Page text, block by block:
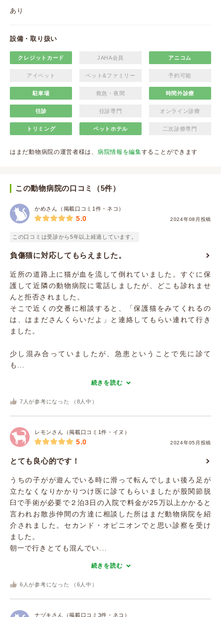
あり
設備・取り扱い
クレジットカード JAHA会員 アニコム
アイペット ペット&ファミリー 予約可能
駐車場 救急・夜間 時間外診療
往診 往診専門 オンライン診療
トリミング ペットホテル 二次診療専門
はまだ動物病院の運営者様は、 病院情報を編集することができます
この動物病院の口コミ（5件）
かめさん（掲載口コミ1件・ネコ）
2024年08月投稿
5.0
この口コミは受診から5年以上経過しています。
負傷猫に対応してもらえました。
近所の道路上に猫が血を流して倒れていました。すぐに保
護して近隣の動物病院に電話しましたが、どこも診れませ
んと拒否されました。
そこで近くの交番に相談すると、「保護猫をみてくれるの
は、はまださんくらいだよ」と連絡してもらい連れて行き
ました。
少し混み合っていましたが、急患ということで先に診て
も...
続きを読む
7 人が参考になった （ 8 人中）
レモンさん（掲載口コミ1件・イヌ）
2024年05月投稿
5.0
とても良心的です！
うちの子がが遊んでいる時に滑って転んでしまい後ろ足が
立たなくなりかかりつけ医に診てもらいましたが股関節脱
臼で手術が必要で２泊3日の入院で料金が25万以上かかると
言われお散歩仲間の方達に相談した所はまだ動物病院を紹
介されました。セカンド・オピニオンでと思い診察を受け
ました。
朝一で行きとても混んでい...
続きを読む
6 人が参考になった （ 6 人中）
ナヅキさん（掲載口コミ3件・ネコ）